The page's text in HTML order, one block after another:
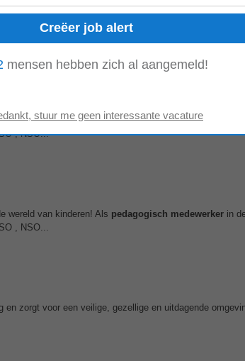
plezier en structuur samen in jouw werk als
kinderen...
Vechtstreek, Hilversum • o.a. KDV...
wereld van kinderen! Alspedagogisch medewerker
, NSO...
wereld van kinderen! Als pedagogisch medewerker in
, NSO...
zorgt voor een veilige, gezellige en uitdagende
mensen hebben zich al aangemeld!